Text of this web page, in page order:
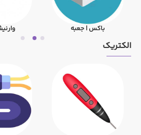
باکس | جعبه
الکتریک